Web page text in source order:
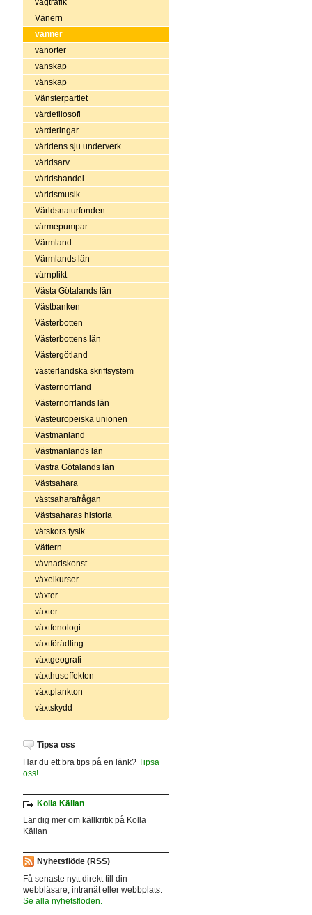
vägtrafik
Vänern
vänner
vänorter
vänskap
vänskap
Vänsterpartiet
värdefilosofi
värderingar
världens sju underverk
världsarv
världshandel
världsmusik
Världsnaturfonden
värmepumpar
Värmland
Värmlands län
värnplikt
Västa Götalands län
Västbanken
Västerbotten
Västerbottens län
Västergötland
västerländska skriftsystem
Västernorrland
Västernorrlands län
Västeuropeiska unionen
Västmanland
Västmanlands län
Västra Götalands län
Västsahara
västsaharafrågan
Västsaharas historia
vätskors fysik
Vättern
vävnadskonst
växelkurser
växter
växter
växtfenologi
växtförädling
växtgeografi
växthuseffekten
växtplankton
växtskydd
Tipsa oss
Har du ett bra tips på en länk? Tipsa
oss!
Kolla Källan
Lär dig mer om källkritik på Kolla
Källan
Nyhetsflöde (RSS)
Få senaste nytt direkt till din
webbläsare, intranät eller webbplats.
Se alla nyhetsflöden.